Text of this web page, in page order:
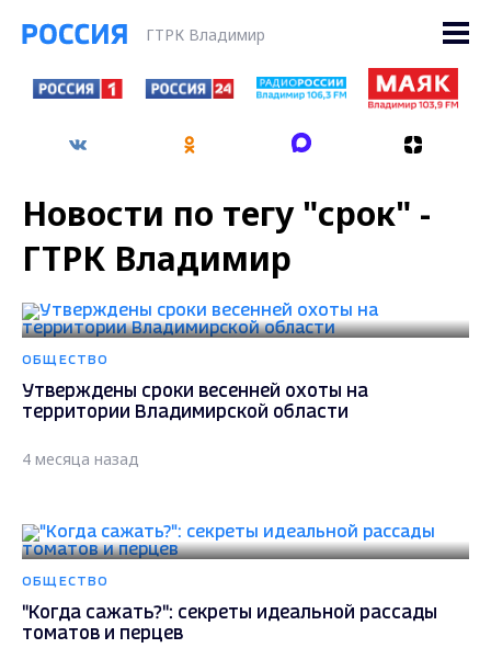
ГТРК Владимир
Новости по тегу "срок" -
ГТРК Владимир
ОБЩЕСТВО
Утверждены сроки весенней охоты на
территории Владимирской области
4 месяца назад
ОБЩЕСТВО
"Когда сажать?": секреты идеальной рассады
томатов и перцев